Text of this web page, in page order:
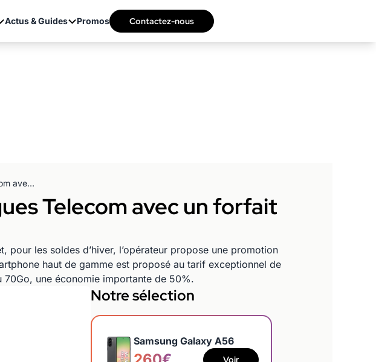
Actus & Guides Promos Contactez-nous
Le Huawei P20 à -50% chez Bouygues Telecom avec un forfait Sensation
Telecom avec un forfait
pour les soldes d’hiver, l’opérateur propose une promotion
haut de gamme est proposé au tarif exceptionnel de
une économie importante de 50%.
Notre sélection
Samsung Galaxy A56
Voir